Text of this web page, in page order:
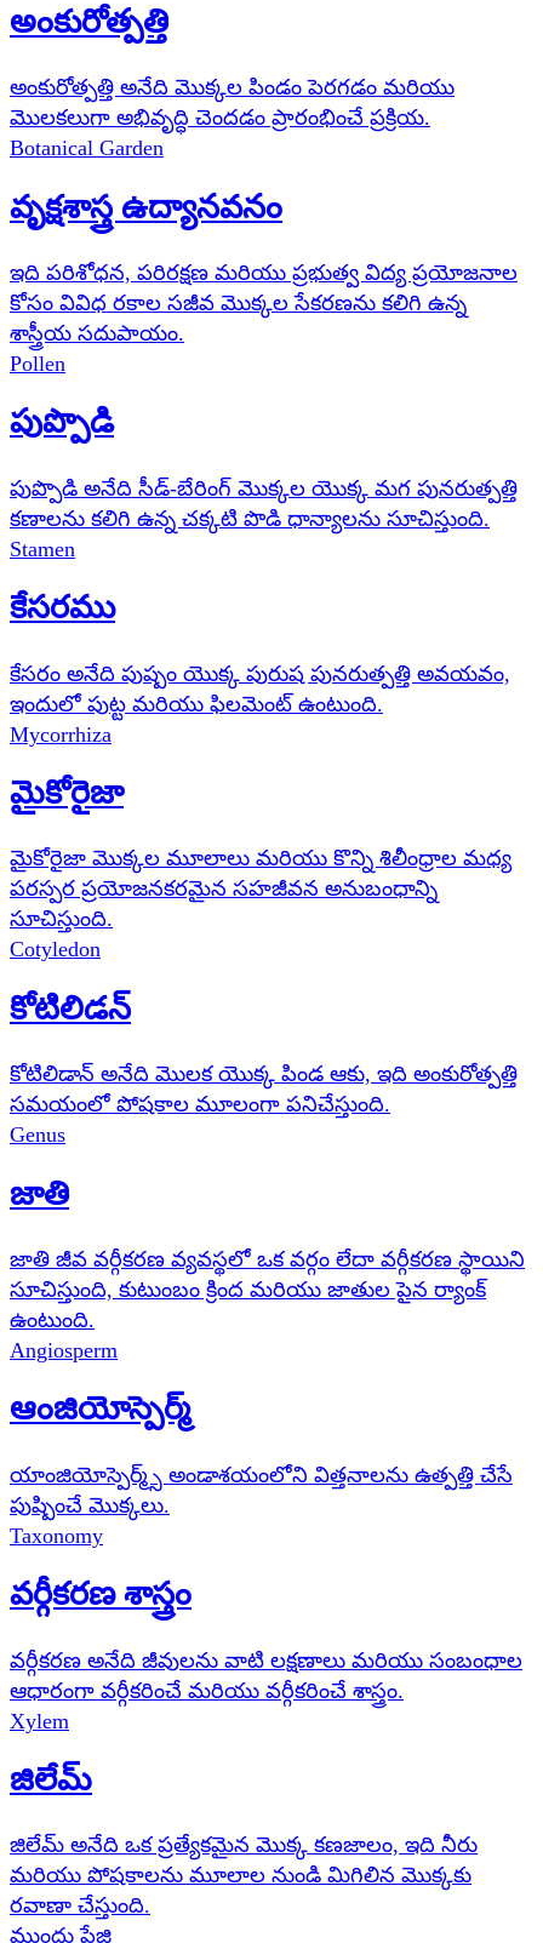
అంకురోత్పత్తి
అంకురోత్పత్తి అనేది మొక్కల పిండం పెరగడం మరియు
మొలకలుగా అభివృద్ధి చెందడం ప్రారంభించే ప్రక్రియ.
Botanical Garden
వృక్షశాస్త్ర ఉద్యానవనం
ఇది పరిశోధన, పరిరక్షణ మరియు ప్రభుత్వ విద్య ప్రయోజనాల
కోసం వివిధ రకాల సజీవ మొక్కల సేకరణను కలిగి ఉన్న
శాస్త్రీయ సదుపాయం.
Pollen
పుప్పొడి
పుప్పొడి అనేది సీడ్-బేరింగ్ మొక్కల యొక్క మగ పునరుత్పత్తి
కణాలను కలిగి ఉన్న చక్కటి పొడి ధాన్యాలను సూచిస్తుంది.
Stamen
కేసరము
కేసరం అనేది పుష్పం యొక్క పురుష పునరుత్పత్తి అవయవం,
ఇందులో పుట్ట మరియు ఫిలమెంట్ ఉంటుంది.
Mycorrhiza
మైకోరైజా
మైకోరైజా మొక్కల మూలాలు మరియు కొన్ని శిలీంధ్రాల మధ్య
పరస్పర ప్రయోజనకరమైన సహజీవన అనుబంధాన్ని
సూచిస్తుంది.
Cotyledon
కోటిలిడన్
కోటిలిడాన్ అనేది మొలక యొక్క పిండ ఆకు, ఇది అంకురోత్పత్తి
సమయంలో పోషకాల మూలంగా పనిచేస్తుంది.
Genus
జాతి
జాతి జీవ వర్గీకరణ వ్యవస్థలో ఒక వర్గం లేదా వర్గీకరణ స్థాయిని
సూచిస్తుంది, కుటుంబం క్రింద మరియు జాతుల పైన ర్యాంక్
ఉంటుంది.
Angiosperm
ఆంజియోస్పెర్మ్
యాంజియోస్పెర్మ్స్ అండాశయంలోని విత్తనాలను ఉత్పత్తి చేసే
పుష్పించే మొక్కలు.
Taxonomy
వర్గీకరణ శాస్త్రం
వర్గీకరణ అనేది జీవులను వాటి లక్షణాలు మరియు సంబంధాల
ఆధారంగా వర్గీకరించే మరియు వర్గీకరించే శాస్త్రం.
Xylem
జిలేమ్
జిలేమ్ అనేది ఒక ప్రత్యేకమైన మొక్క కణజాలం, ఇది నీరు
మరియు పోషకాలను మూలాల నుండి మిగిలిన మొక్కకు
రవాణా చేస్తుంది.
ముందు పేజి